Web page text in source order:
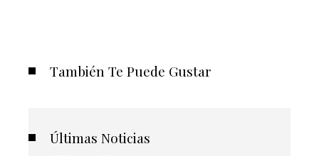
También Te Puede Gustar
Últimas Noticias